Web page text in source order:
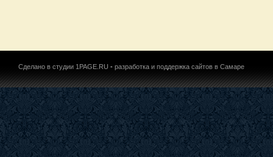
Сделано в студии 1PAGE.RU - разработка и поддержка сайтов в Самаре